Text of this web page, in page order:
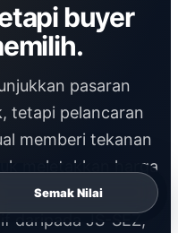
buyer
pasaran
tetapi pelancaran
memberi tekanan
meletakkan harga
sama, Johor
daripada JS-SEZ,
Semak Nilai